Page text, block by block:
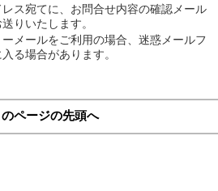
ス宛てに、お問合せ内容の確認メール
りいたします。
メールをご利用の場合、迷惑メールフ
る場合があります。
のページの先頭へ